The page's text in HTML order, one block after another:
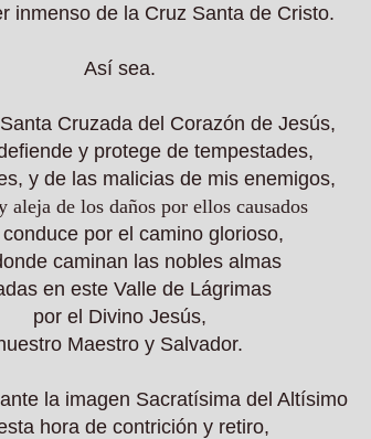
inmenso de la Cruz Santa de Cristo.
Así sea.
Cruzada del Corazón de Jesús,
y protege de tempestades,
y de las malicias de mis enemigos,
aleja de los daños por ellos causados
por el camino glorioso,
caminan las nobles almas
en este Valle de Lágrimas
por el Divino Jesús,
Maestro y Salvador.
la imagen Sacratísima del Altísimo
hora de contrición y retiro,